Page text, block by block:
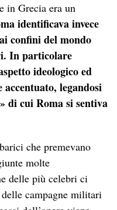
in Grecia era un
identificava invece
confini del mondo
In particolare
ideologico ed
legandosi
di cui Roma si sentiva
che premevano
molte
delle più celebri ci
campagne militari